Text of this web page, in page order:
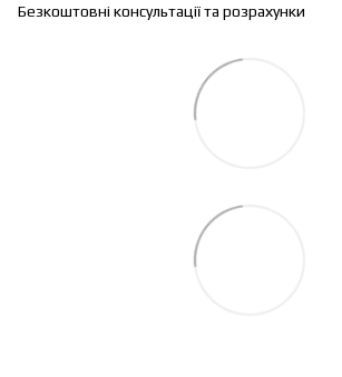
Безкоштовні консультації та розрахунки